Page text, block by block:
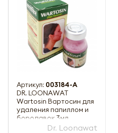
Артикул: 003184-A
DR. LOONAWAT
Wartosin Вартосин для
удаления папиллом и
бородавок 3мл
Dr. Loonawat